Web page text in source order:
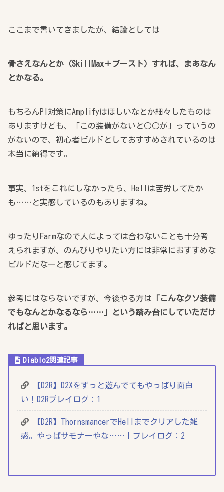
ここまで書いてきましたが、結論としては
骨さえなんとか（SkillMax＋ブースト）すれば、まあなん
とかなる。
もちろんPI対策にAmplifyはほしいなとか細々したものは
ありますけども、「この装備がないと○○が」っていうの
がないので、初心者ビルドとしておすすめされているのは
本当に納得です。
事実、1stをこれにしなかったら、Hellは苦労してたか
も……と実感しているのもありますね。
ゆったりFarmなので人によっては合わないことも十分考
えられますが、のんびりやりたい方には非常におすすめな
ビルドだなーと感じてます。
参考にはならないですが、今後やる方は 「こんなクソ装備
でもなんとかなるなら……」という踏み台にしていただけ
ればと思います。
Diablo2関連記事
【D2R】D2Xをずっと遊んでてもやっぱり面白
い！D2Rプレイログ：1
【D2R】ThornsmancerでHellまでクリアした雑
感。やっぱサモナーやな……｜プレイログ：2